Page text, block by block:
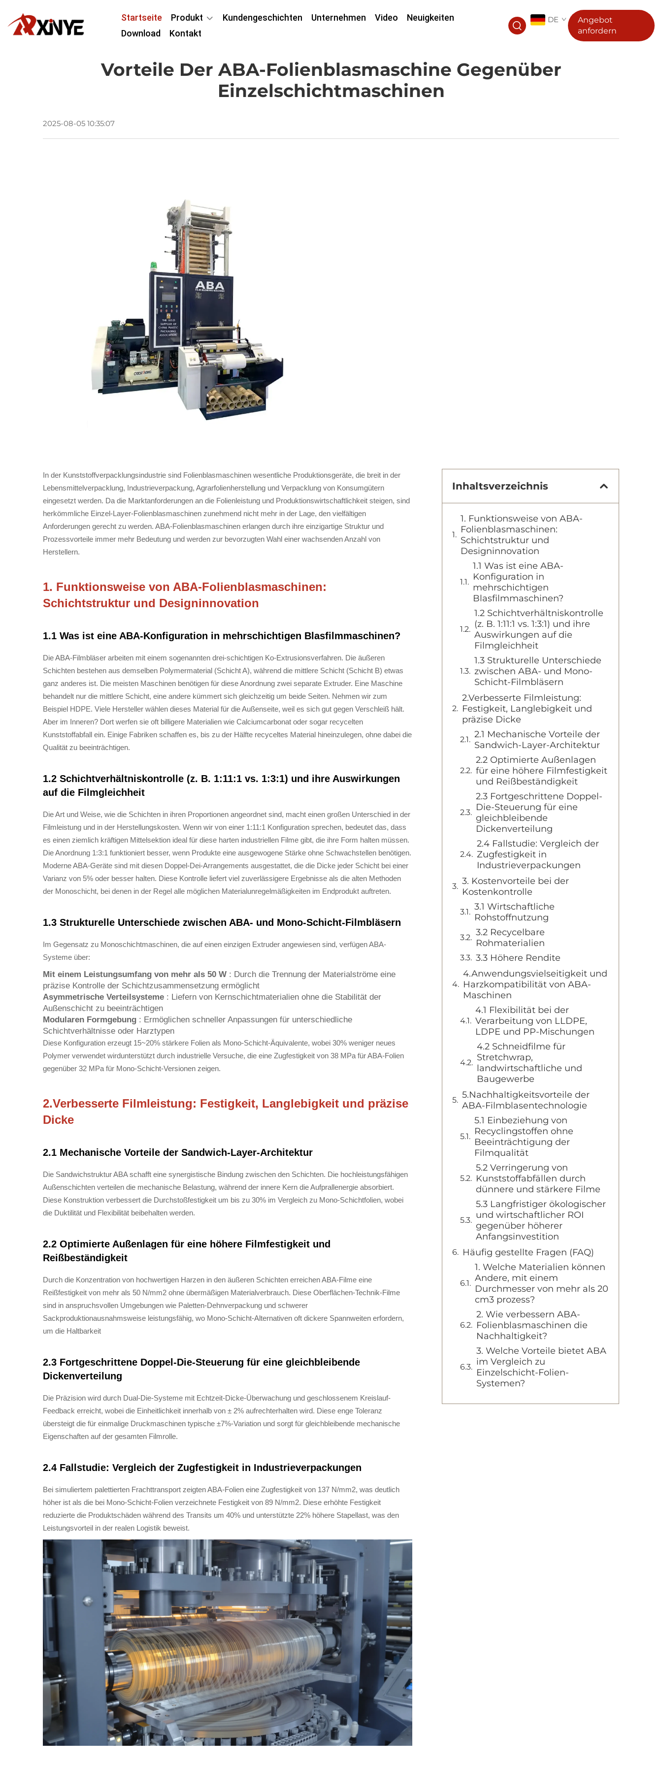
Startseite Produkt Kundengeschichten Unternehmen Video
Neuigkeiten
Download
Kontakt
DE
Angebot
anfordern
Vorteile Der ABA-Folienblasmaschine Gegenüber
Einzelschichtmaschinen
2025-08-05 10:35:07
In der Kunststoffverpacklungsindustrie sind Folienblasmaschinen wesentliche Produktionsgeräte, die breit in der
Lebensmittelverpacklung, Industrieverpackung, Agrarfolienherstellung und Verpacklung von Konsumgütern
eingesetzt werden. Da die Marktanforderungen an die Folienleistung und Produktionswirtschaftlichkeit steigen, sind
herkömmliche Einzel-Layer-Folienblasmaschinen zunehmend nicht mehr in der Lage, den vielfältigen
Anforderungen gerecht zu werden. ABA-Folienblasmaschinen erlangen durch ihre einzigartige Struktur und
Prozessvorteile immer mehr Bedeutung und werden zur bevorzugten Wahl einer wachsenden Anzahl von
Herstellern.
1. Funktionsweise von ABA-Folienblasmaschinen:
Schichtstruktur und Designinnovation
1.1 Was ist eine ABA-Konfiguration in mehrschichtigen Blasfilmmaschinen?
Die ABA-Filmbläser arbeiten mit einem sogenannten drei-schichtigen Ko-Extrusionsverfahren. Die äußeren
Schichten bestehen aus demselben Polymermaterial (Schicht A), während die mittlere Schicht (Schicht B) etwas
ganz anderes ist. Die meisten Maschinen benötigen für diese Anordnung zwei separate Extruder. Eine Maschine
behandelt nur die mittlere Schicht, eine andere kümmert sich gleichzeitig um beide Seiten. Nehmen wir zum
Beispiel HDPE. Viele Hersteller wählen dieses Material für die Außenseite, weil es sich gut gegen Verschleiß hält.
Aber im Inneren? Dort werfen sie oft billigere Materialien wie Calciumcarbonat oder sogar recycelten
Kunststoffabfall ein. Einige Fabriken schaffen es, bis zu der Hälfte recyceltes Material hineinzulegen, ohne dabei die
Qualität zu beeinträchtigen.
1.2 Schichtverhältniskontrolle (z. B. 1:11:1 vs. 1:3:1) und ihre Auswirkungen
auf die Filmgleichheit
Die Art und Weise, wie die Schichten in ihren Proportionen angeordnet sind, macht einen großen Unterschied in der
Filmleistung und in der Herstellungskosten. Wenn wir von einer 1:11:1 Konfiguration sprechen, bedeutet das, dass
es einen ziemlich kräftigen Mittelsektion ideal für diese harten industriellen Filme gibt, die ihre Form halten müssen.
Die Anordnung 1:3:1 funktioniert besser, wenn Produkte eine ausgewogene Stärke ohne Schwachstellen benötigen.
Moderne ABA-Geräte sind mit diesen Doppel-Dei-Arrangements ausgestattet, die die Dicke jeder Schicht bei einer
Varianz von 5% oder besser halten. Diese Kontrolle liefert viel zuverlässigere Ergebnisse als die alten Methoden
der Monoschicht, bei denen in der Regel alle möglichen Materialunregelmäßigkeiten im Endprodukt auftreten.
1.3 Strukturelle Unterschiede zwischen ABA- und Mono-Schicht-Filmbläsern
Im Gegensatz zu Monoschichtmaschinen, die auf einen einzigen Extruder angewiesen sind, verfügen ABA-
Systeme über:
Mit einem Leistungsumfang von mehr als 50 W : Durch die Trennung der Materialströme eine
präzise Kontrolle der Schichtzusammensetzung ermöglicht
Asymmetrische Verteilsysteme : Liefern von Kernschichtmaterialien ohne die Stabilität der
Außenschicht zu beeinträchtigen
Modularen Formgebung : Ermöglichen schneller Anpassungen für unterschiedliche
Schichtverhältnisse oder Harztypen
Diese Konfiguration erzeugt 15~20% stärkere Folien als Mono-Schicht-Äquivalente, wobei 30% weniger neues
Polymer verwendet wirdunterstützt durch industrielle Versuche, die eine Zugfestigkeit von 38 MPa für ABA-Folien
gegenüber 32 MPa für Mono-Schicht-Versionen zeigen.
2.Verbesserte Filmleistung: Festigkeit, Langlebigkeit und präzise
Dicke
2.1 Mechanische Vorteile der Sandwich-Layer-Architektur
Die Sandwichstruktur ABA schafft eine synergistische Bindung zwischen den Schichten. Die hochleistungsfähigen
Außenschichten verteilen die mechanische Belastung, während der innere Kern die Aufprallenergie absorbiert.
Diese Konstruktion verbessert die Durchstoßfestigkeit um bis zu 30% im Vergleich zu Mono-Schichtfolien, wobei
die Duktilität und Flexibilität beibehalten werden.
2.2 Optimierte Außenlagen für eine höhere Filmfestigkeit und
Reißbeständigkeit
Durch die Konzentration von hochwertigen Harzen in den äußeren Schichten erreichen ABA-Filme eine
Reißfestigkeit von mehr als 50 N/mm2 ohne übermäßigen Materialverbrauch. Diese Oberflächen-Technik-Filme
sind in anspruchsvollen Umgebungen wie Paletten-Dehnverpackung und schwerer
Sackproduktionausnahmsweise leistungsfähig, wo Mono-Schicht-Alternativen oft dickere Spannweiten erfordern,
um die Haltbarkeit
2.3 Fortgeschrittene Doppel-Die-Steuerung für eine gleichbleibende
Dickenverteilung
Die Präzision wird durch Dual-Die-Systeme mit Echtzeit-Dicke-Überwachung und geschlossenem Kreislauf-
Feedback erreicht, wobei die Einheitlichkeit innerhalb von ± 2% aufrechterhalten wird. Diese enge Toleranz
übersteigt die für einmalige Druckmaschinen typische ±7%-Variation und sorgt für gleichbleibende mechanische
Eigenschaften auf der gesamten Filmrolle.
2.4 Fallstudie: Vergleich der Zugfestigkeit in Industrieverpackungen
Bei simuliertem palettierten Frachttransport zeigten ABA-Folien eine Zugfestigkeit von 137 N/mm2, was deutlich
höher ist als die bei Mono-Schicht-Folien verzeichnete Festigkeit von 89 N/mm2. Diese erhöhte Festigkeit
reduzierte die Produktschäden während des Transits um 40% und unterstützte 22% höhere Stapellast, was den
Leistungsvorteil in der realen Logistik beweist.
Inhaltsverzeichnis
1. Funktionsweise von ABA-
Folienblasmaschinen:
Schichtstruktur und
Designinnovation
1.1 Was ist eine ABA-
Konfiguration in
mehrschichtigen
Blasfilmmaschinen?
1.2 Schichtverhältniskontrolle
(z. B. 1:11:1 vs. 1:3:1) und ihre
Auswirkungen auf die
Filmgleichheit
1.3 Strukturelle Unterschiede
zwischen ABA- und Mono-
Schicht-Filmbläsern
2.Verbesserte Filmleistung:
Festigkeit, Langlebigkeit und
präzise Dicke
2.1 Mechanische Vorteile der
Sandwich-Layer-Architektur
2.2 Optimierte Außenlagen
für eine höhere Filmfestigkeit
und Reißbeständigkeit
2.3 Fortgeschrittene Doppel-
Die-Steuerung für eine
gleichbleibende
Dickenverteilung
2.4 Fallstudie: Vergleich der
Zugfestigkeit in
Industrieverpackungen
3. Kostenvorteile bei der
Kostenkontrolle
3.1 Wirtschaftliche
Rohstoffnutzung
3.2 Recycelbare
Rohmaterialien
3.3 Höhere Rendite
4.Anwendungsvielseitigkeit und
Harzkompatibilität von ABA-
Maschinen
4.1 Flexibilität bei der
Verarbeitung von LLDPE,
LDPE und PP-Mischungen
4.2 Schneidfilme für
Stretchwrap,
landwirtschaftliche und
Baugewerbe
5.Nachhaltigkeitsvorteile der
ABA-Filmblasentechnologie
5.1 Einbeziehung von
Recyclingstoffen ohne
Beeinträchtigung der
Filmqualität
5.2 Verringerung von
Kunststoffabfällen durch
dünnere und stärkere Filme
5.3 Langfristiger ökologischer
und wirtschaftlicher ROI
gegenüber höherer
Anfangsinvestition
Häufig gestellte Fragen (FAQ)
1. Welche Materialien können
Andere, mit einem
Durchmesser von mehr als 20
cm3 prozess?
2. Wie verbessern ABA-
Folienblasmaschinen die
Nachhaltigkeit?
3. Welche Vorteile bietet ABA
im Vergleich zu
Einzelschicht-Folien-
Systemen?